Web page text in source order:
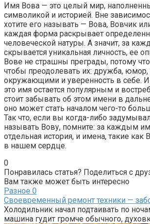
Имя Вова — это целый мир,
символикой и историей. Вне
хотите его называть — Вова, Вовчик
каждая форма раскрывает
человеческой натуры. А значит, за
скрывается уникальная личность, ее
Вове не страшны преграды, потому что
чтобы преодолевать их: дружба, юмор,
окружающими и уверенность в себе.
это имя остается популярным и
стоит забывать об этом имени в
оно может стать началом чего-то
Так что, если вы когда-либо
называть Вову, помните: за каждым
отдельная история, и имена, такие как
в нашем сердце.
0
Понравилась статья? Поделиться с
Вам также может быть интересно
Разное 0
Своевременный ремонт техники —
Холодильник начал подтаивать по
машина гудит громче обычного,